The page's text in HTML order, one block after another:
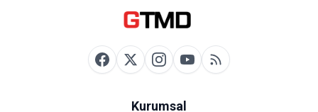
Deterjan ve Tuvalet
Kurumsal